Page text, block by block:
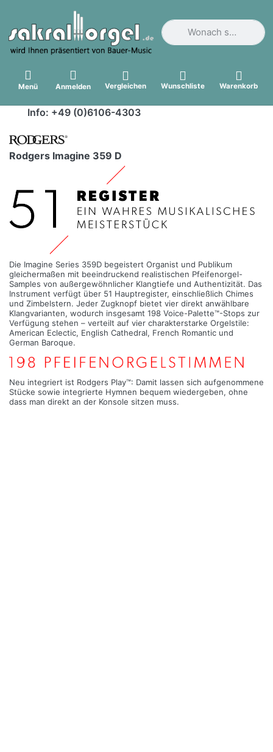
Geben Sie einen
Menü Anmelden Vergleichen Wunschliste Warenkorb
Info: +49 (0)6106-4303
Rodgers Imagine 359 D
Die Imagine Series 359D begeistert Organist und Publikum
gleichermaßen mit beeindruckend realistischen Pfeifenorgel-
Samples von außergewöhnlicher Klangtiefe und Authentizität. Das
Instrument verfügt über 51 Hauptregister, einschließlich Chimes
und Zimbelstern. Jeder Zugknopf bietet vier direkt anwählbare
Klangvarianten, wodurch insgesamt 198 Voice-Palette™-Stops zur
Verfügung stehen – verteilt auf vier charakterstarke Orgelstile:
American Eclectic, English Cathedral, French Romantic und
German Baroque.
Neu integriert ist Rodgers Play™: Damit lassen sich aufgenommene
Stücke sowie integrierte Hymnen bequem wiedergeben, ohne
dass man direkt an der Konsole sitzen muss.